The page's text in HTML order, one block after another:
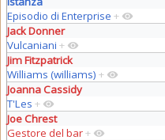
Episodio di Enterprise +
Jack Donner
Vulcaniani +
Jim Fitzpatrick
Williams (williams) +
Joanna Cassidy
T'Les +
Joe Chrest
Gestore del bar+